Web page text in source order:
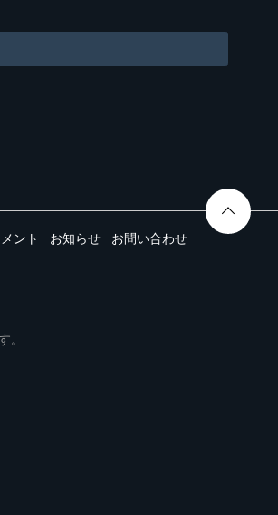
ント お知らせ お問い合わせ
。